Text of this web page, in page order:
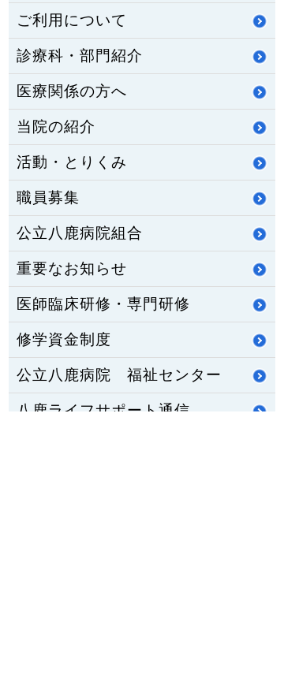
ご利用について
診療科・部門紹介
医療関係の方へ
当院の紹介
活動・とりくみ
職員募集
公立八鹿病院組合
重要なお知らせ
医師臨床研修・専門研修
修学資金制度
公立八鹿病院 福祉センター
八鹿ライフサポート通信